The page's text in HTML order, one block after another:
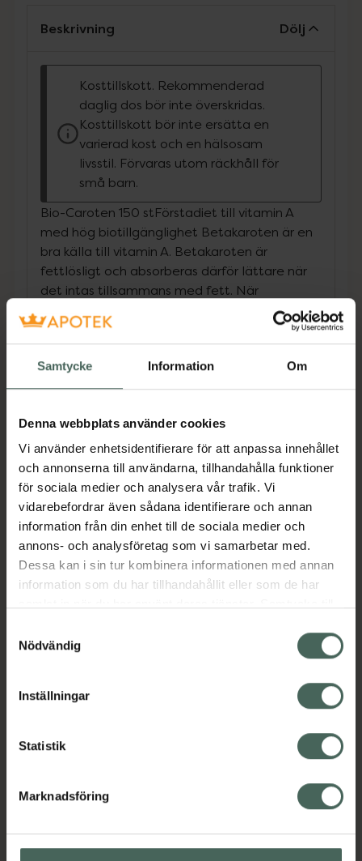
Samtycke Information Om
Denna webbplats använder cookies
Vi använder enhetsidentifierare för att anpassa innehållet
och annonserna till användarna, tillhandahålla funktioner
för sociala medier och analysera vår trafik. Vi
vidarebefordrar även sådana identifierare och annan
information från din enhet till de sociala medier och
annons- och analysföretag som vi samarbetar med.
Dessa kan i sin tur kombinera informationen med annan
information som du har tillhandahållit eller som de har
återkalla ditt samtycke via webbplatsens
cookieinställningar. Ett återkallat samtycke påverkar inte
lagligheten av behandling som skett innan återkallelsen.
Nödvändig
Inställningar
Statistik
Marknadsföring
Beskrivning Dölj
Kosttillskott. Rekommenderad
daglig dos bör inte överskridas.
Kosttillskott bör inte ersätta en
varierad kost och en hälsosam
livsstil. Förvaras utom räckhåll för
små barn.
Bio-Caroten 150 stFörstadiet till vitamin A
med hög biotillgänglighet Betakaroten är en
bra källa till vitamin A. Betakaroten är
fettlösligt och absorberas därför lättare när
det intas tillsammans med fett. När
betakaroten omvandlas till vitamin A bidrar
det till att bibehålla normal hud och normala
slemhinnor. Det är av betydelse för normal
celldelning och immunfunktion. Dessutom
bidrar vitamin A till bibehållandet av normal
företagets egna fabrik i Danmark under
farmaceutisk kontroll för att dokumentera
kvalitet, säkerhet och effekt.
Jämförpris 1,03 kr /st
EAN:05709976110502
Kategorier:
A-vitaminA-vitaminBetakaroten
BetakarotenKost och hälsaKosttillskott
KosttillskottVitaminer och mineraler
Omdömen Visa
Innehåll Visa
Instruktioner Visa